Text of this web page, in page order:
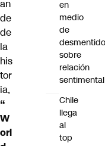
an
de
de
la
his
tor
ia,
“
W
orl
en
medio
de
sobre
relación
sentimental
Chile
llega
al
top